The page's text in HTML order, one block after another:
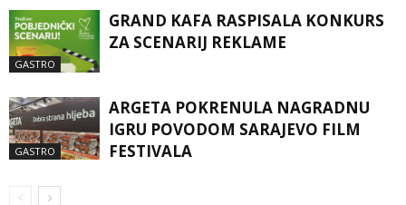
GASTRO
GRAND KAFA RASPISALA KONKURS
ZA SCENARIJ REKLAME
GASTRO
ARGETA POKRENULA NAGRADNU
IGRU POVODOM SARAJEVO FILM
FESTIVALA